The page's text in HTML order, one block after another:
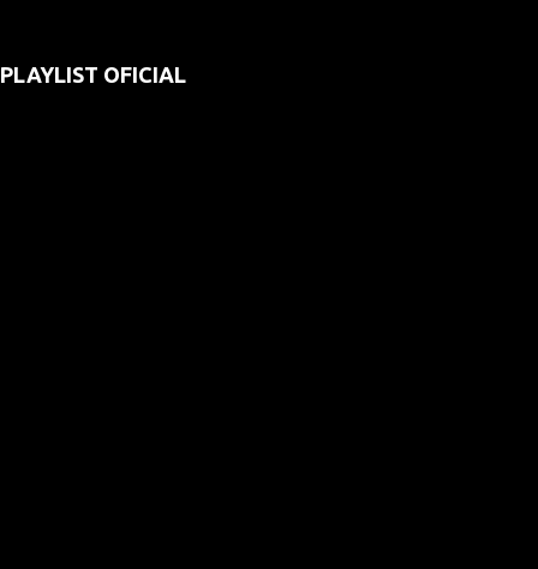
PLAYLIST OFICIAL